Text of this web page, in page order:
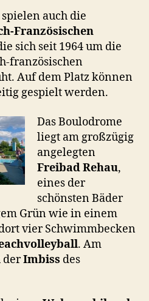
auch die
Französischen
sich seit 1964 um die
französischen
Auf dem Platz können
gespielt werden.
Das Boulodrome
liegt am großzügig
angelegten
Freibad Rehau,
eines der
schönsten Bäder
Grün wie in einem
vier Schwimmbecken
. Am
derImbiss des